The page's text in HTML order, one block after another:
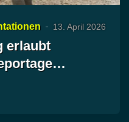
13. April 2026
erlaubt